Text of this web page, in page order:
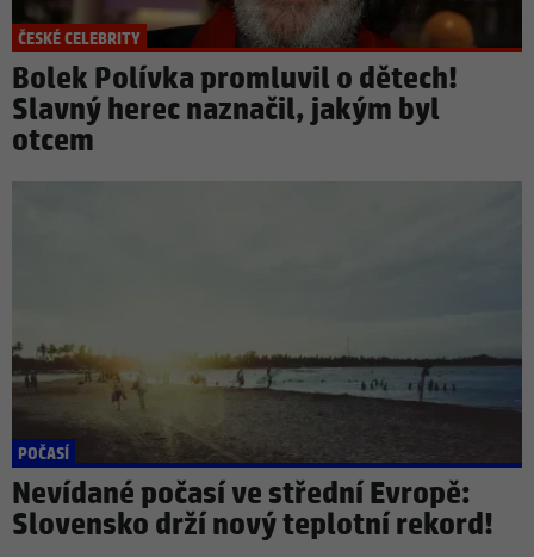
ČESKÉ CELEBRITY
Bolek Polívka promluvil o dětech!
Slavný herec naznačil, jakým byl
otcem
POČASÍ
Nevídané počasí ve střední Evropě:
Slovensko drží nový teplotní rekord!